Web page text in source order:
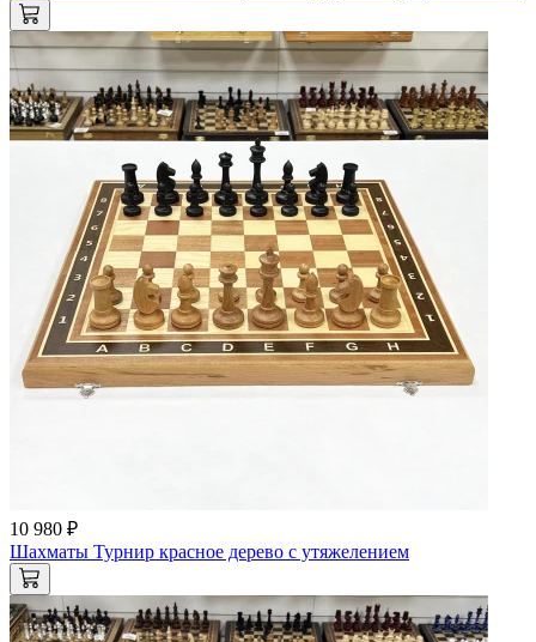
10 980 ₽
Шахматы Турнир красное дерево с утяжелением